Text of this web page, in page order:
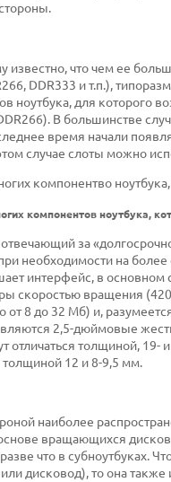
что чем ее
DDR333 и т.п.),
ноутбука, для которого
В большинстве
время начали
случае слоты можно
компонентов ноутбука,
за
необходимости на
интерфейс, в основном
скоростью вращения
8 до 32 Мб) и,
2,5-дюймовые
отличаться толщиной,
толщиной 12 и 8-9,5 мм.
наиболее
вращающихся
что в субноутбуках.
дисковод), то она